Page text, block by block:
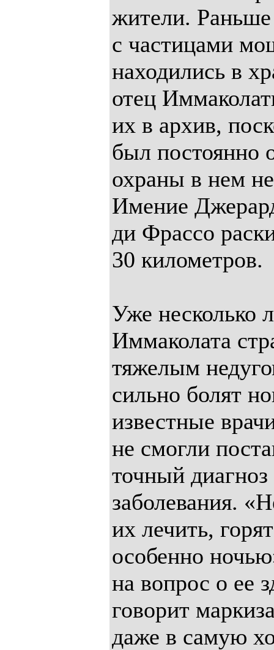
жители.
с частицами
находились в
отец
их в архив,
был постоянно
охраны в нем
Имение
ди Фрассо
30 километров.
Уже несколько
Иммаколата
тяжелым
сильно болят
известные
не смогли
точный диагноз
заболевания.
их лечить,
особенно
на вопрос о ее
говорит
даже в самую